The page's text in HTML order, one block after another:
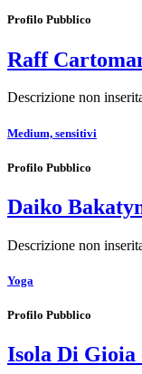
Profilo Pubblico
Raff
Descrizione non
Medium, sensitivi
Profilo Pubblico
Daiko
Descrizione non
Yoga
Profilo Pubblico
Isola Di